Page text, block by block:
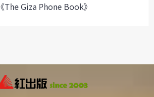
《The Giza Phone Book》